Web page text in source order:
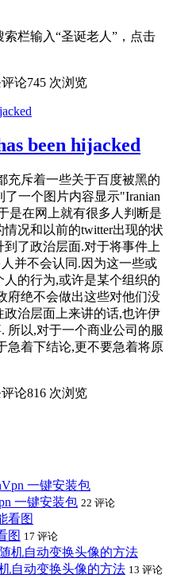
栏输入“圣诞老人”，点击
论745 次浏览
been hijacked
充斥着一些关于百度被黑的
一个图片内容显示"Iranian
是在网上就有很多人判断是
况和以前的twitter出现的状
了政治层面.对于将事件上
并不会认同.因为这一些或
的行为,或许是某个组织的
府绝不会做出这些对他们没
治层面上来讲的话,也许伊
所以,对于一个商业公司的服
急着下结论,更不要急着将原
论816 次浏览
一键安装包 22 评论
图 17 评论
自动变换头像的方法 13 评论